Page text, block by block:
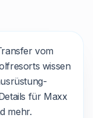
vom
wissen
für Maxx
mehr.